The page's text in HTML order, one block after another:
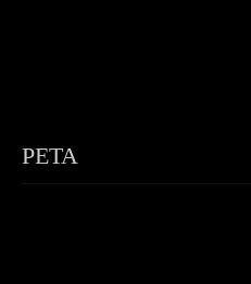
PETA